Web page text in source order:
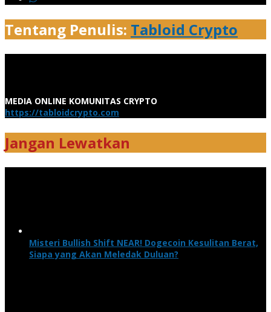
Tentang Penulis: Tabloid Crypto
MEDIA ONLINE KOMUNITAS CRYPTO
https://tabloidcrypto.com
Jangan Lewatkan
Misteri Bullish Shift NEAR! Dogecoin Kesulitan Berat,
Siapa yang Akan Meledak Duluan?